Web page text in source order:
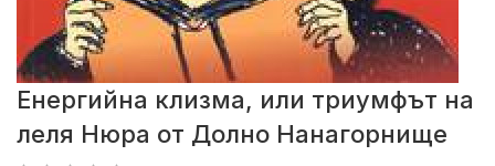
Енергийна клизма, или триумфът на
леля Нюра от Долно Нанагорнище